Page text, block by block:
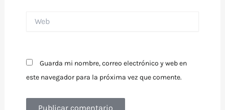
Guarda mi nombre, correo electrónico y web en
este navegador para la próxima vez que comente.